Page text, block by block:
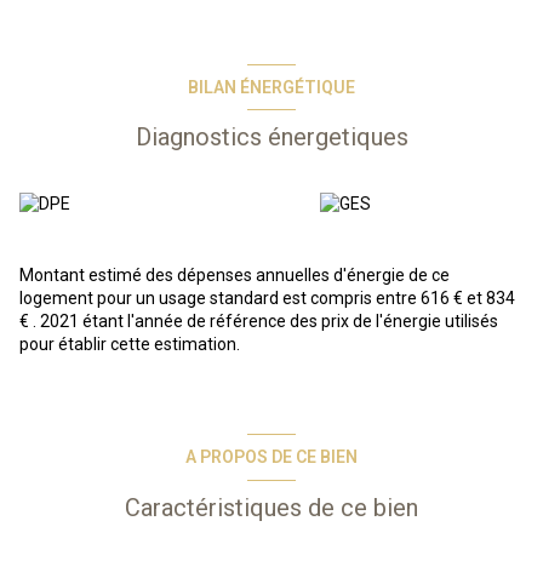
Occupation propriétaire de 2 semaines consécutives ou non de la
date d'ouverture de la résidence jusqu'au dernier samedi de juin et du
A VENDRE :
Bel appartement avec mezzanine dans une
d'une terrasse et un stationnement extérieur.
En résumé, vous achetez un bien immobilier, et Odalys s'occupe de
tout : gestion des locataires, entretien, etc. Vous bénéficiez d’une
gestion simplifiée et entièrement délégué, d’une fiscalité
disponibles sur le site Géorisques :www.georisques.gouv.fr
BILAN ÉNERGÉTIQUE
Diagnostics énergetiques
Montant estimé des dépenses annuelles d'énergie de ce
logement pour un usage standard est compris entre 616 € et 834
€ . 2021 étant l'année de référence des prix de l'énergie utilisés
pour établir cette estimation.
A PROPOS DE CE BIEN
Caractéristiques de ce bien